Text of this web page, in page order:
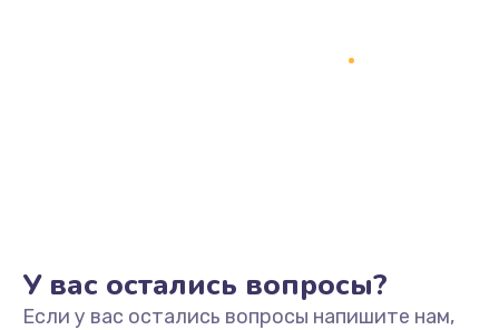
У вас остались вопросы?
Если у вас остались вопросы напишите нам,